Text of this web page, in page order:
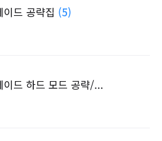
드 공략집 (5)
드 하드 모드 공략/...